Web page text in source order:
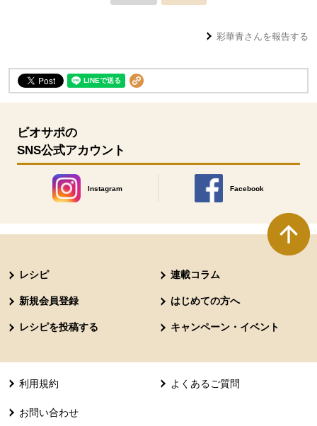
彩華青さんを報告する
ビオサポの
SNS公式アカウント
Instagram
別のウィンドウで開きます。
Facebook
別のウィンドウで開きます
レシピ 連載コラム
新規会員登録 はじめての方へ
レシピを投稿する キャンペーン・イベント
利用規約 よくあるご質問
お問い合わせ